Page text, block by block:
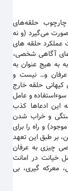
حلقه‌های
می‌گیرد (و نه
حلقه های
آگاهی شخصی،
هیج عنوان به
و… نیست و
حلقه خارج
و عامل
این ادعاها کذب
و خراب شدن
و راه را برای
بر طبق این تعهد
چیزی به عرفان
در امانت
گیری، بی